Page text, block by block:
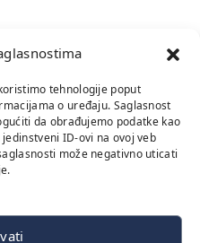
tehnologije poput
o uređaju. Saglasnost
da obrađujemo podatke kao
ID-ovi na ovoj veb
može negativno uticati